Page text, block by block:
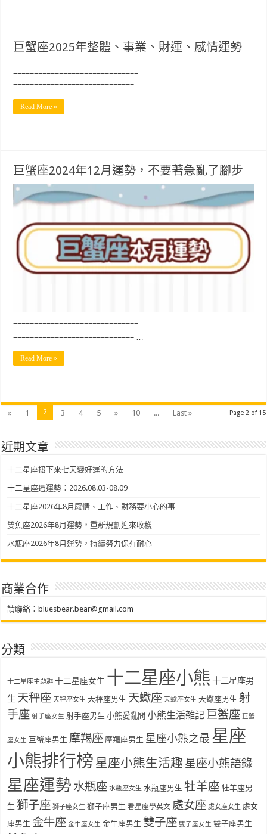
巨蟹座2025年整體、事業、財運、感情運勢
==============================
============================= …
Read More »
巨蟹座2024年12月運勢，不要著急亂了腳步
==============================
============================= …
Read More »
Page 2 of 15
« 1 2 3 4 5 » 10 ... Last »
近期文章
十二星座接下來七天變好運的方法
十二星座週運勢：2026.08.03-08.09
十二星座2026年8月感情、工作、財務要小心的事
雙魚座2026年8月運勢，重新規劃迎來收穫
水瓶座2026年8月運勢，持續努力保有耐心
商業合作
請聯絡： bluesbear.bear@gmail.com
分類
十二星座主題趣 十二星座女生 十二星座小熊 十二星座男
生 天秤座 天秤座女生 天秤座男生 天蠍座 天蠍座女生 天蠍座男生 射
手座 射手座女生 射手座男生 小熊愛亂問 小熊生活雜記 巨蟹座 巨蟹
座女生 巨蟹座男生 摩羯座 摩羯座男生 星座小熊之最 星座
小熊排行榜 星座小熊生活趣 星座小熊語錄
星座運勢 水瓶座 水瓶座女生 水瓶座男生 牡羊座 牡羊座男
生 獅子座 獅子座女生 獅子座男生 看星座學英文 處女座 處女座女生 處女
座男生 金牛座 金牛座女生 金牛座男生 雙子座 雙子座女生 雙子座男生